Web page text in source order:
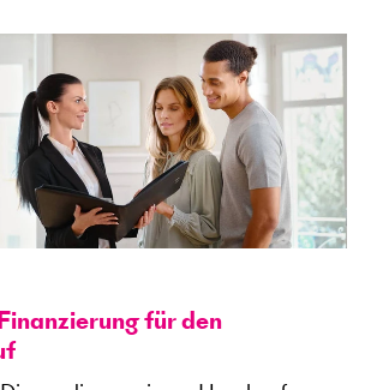
für den